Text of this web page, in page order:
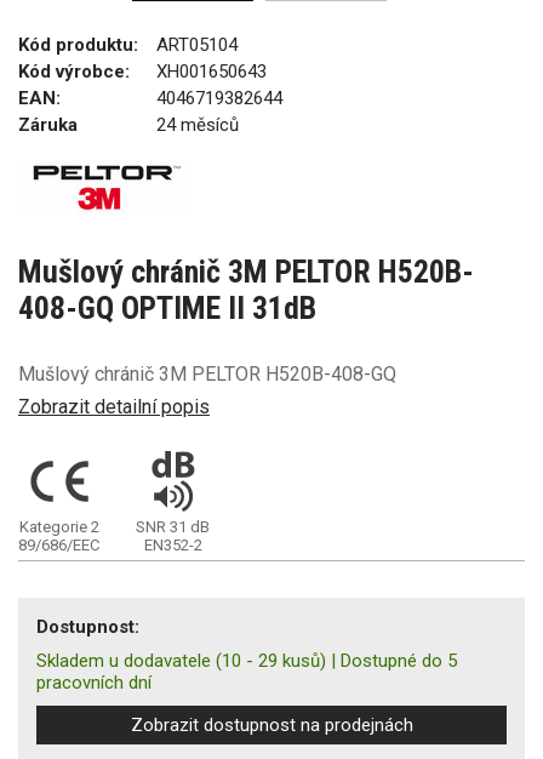
Kód produktu:
ART05104
Kód výrobce:
XH001650643
EAN:
4046719382644
Záruka
24 měsíců
Mušlový chránič 3M PELTOR H520B-
408-GQ OPTIME II 31dB
Mušlový chránič 3M PELTOR H520B-408-GQ
Zobrazit detailní popis
Kategorie 2
89/686/EEC
SNR 31 dB
EN352-2
Dostupnost:
Skladem u dodavatele (10 - 29 kusů) | Dostupné do 5
pracovních dní
Zobrazit dostupnost na prodejnách